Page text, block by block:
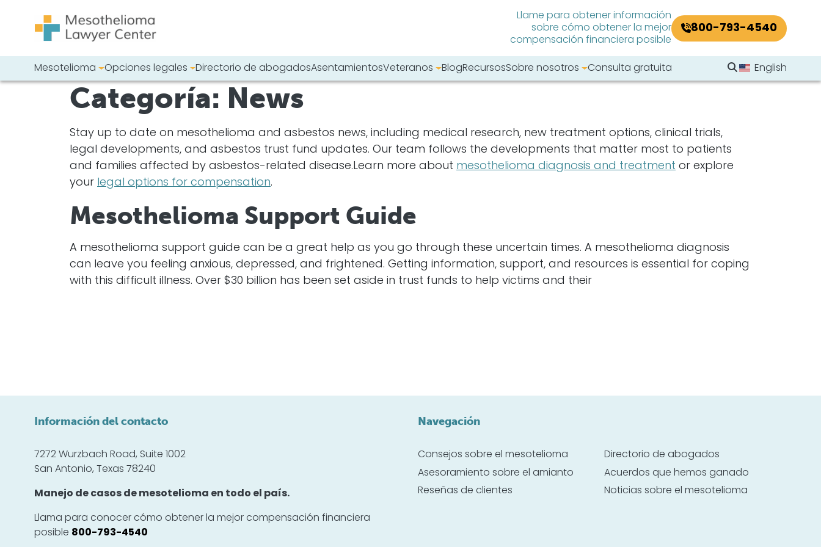
Llame para obtener información
sobre cómo obtener la mejor
compensación financiera posible
800-793-4540
Navegación principal
Mesotelioma Opciones legales Directorio de abogadosAsentamientosVeteranos BlogRecursosSobre nosotros Consulta gratuita Buscar en el sitio
English
Busque en nuestro sitio web:
Categoría: News
Stay up to date on mesothelioma and asbestos news, including medical research, new treatment options, clinical trials,
legal developments, and asbestos trust fund updates. Our team follows the developments that matter most to patients
and families affected by asbestos-related disease.Learn more about mesothelioma diagnosis and treatment or explore
your legal options for compensation.
Mesothelioma Support Guide
A mesothelioma support guide can be a great help as you go through these uncertain times. A mesothelioma diagnosis
can leave you feeling anxious, depressed, and frightened. Getting information, support, and resources is essential for coping
with this difficult illness. Over $30 billion has been set aside in trust funds to help victims and their
Información del contacto
7272 Wurzbach Road, Suite 1002
San Antonio, Texas 78240
Manejo de casos de mesotelioma en todo el país.
Llama para conocer cómo obtener la mejor compensación financiera
posible 800-793-4540
Navegación
Consejos sobre el mesotelioma
Directorio de abogados
Asesoramiento sobre el amianto
Acuerdos que hemos ganado
Reseñas de clientes
Noticias sobre el mesotelioma